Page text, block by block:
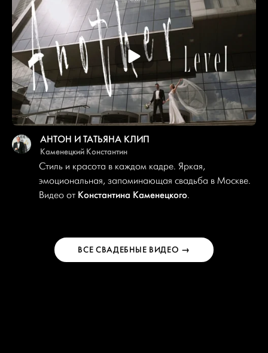
АНТОН И ТАТЬЯНА КЛИП
Каменецкий Константин
Стиль и красота в каждом кадре. Яркая,
эмоциональная, запоминающая свадьба в Москве.
Видео от Константина Каменецкого.
ВСЕ СВАДЕБНЫЕ ВИДЕО →